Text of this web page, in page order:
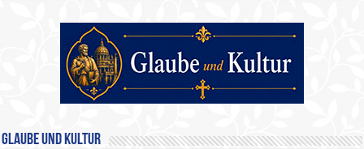
Glaube und Kultur